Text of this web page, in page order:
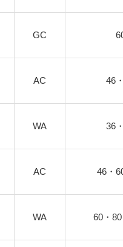
GC
AC 46
WA 36
AC 46・
WA 60・